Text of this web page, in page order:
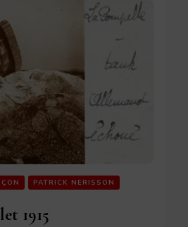
PATRICK NERISSON
1915